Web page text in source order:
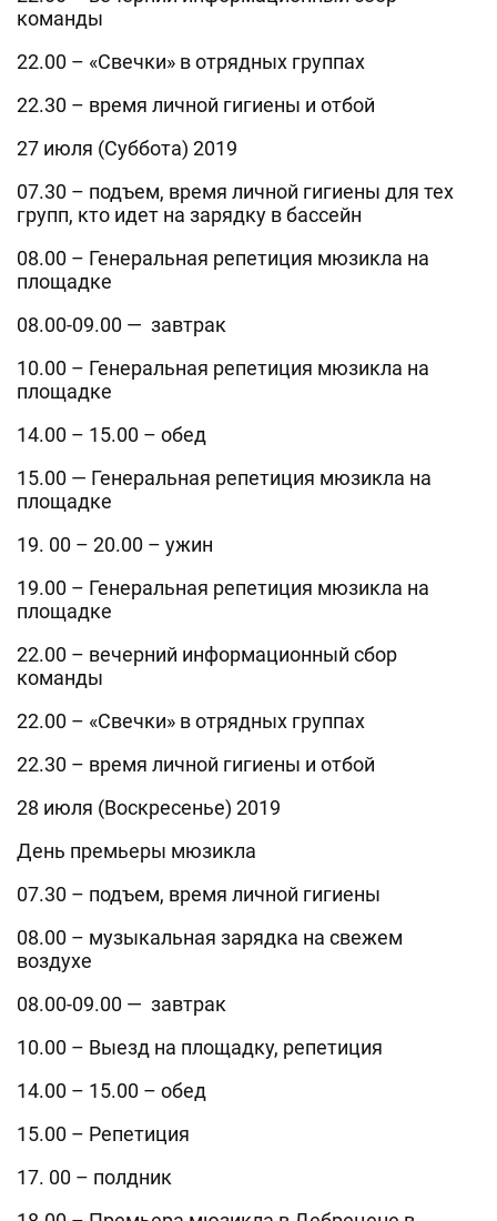
команды
22.00 – «Свечки» в отрядных группах
22.30 – время личной гигиены и отбой
27 июля (Суббота) 2019
07.30 – подъем, время личной гигиены для тех
групп, кто идет на зарядку в бассейн
08.00 – Генеральная репетиция мюзикла на
площадке
08.00-09.00 — завтрак
10.00 – Генеральная репетиция мюзикла на
площадке
14.00 – 15.00 – обед
15.00 — Генеральная репетиция мюзикла на
площадке
19. 00 – 20.00 – ужин
19.00 – Генеральная репетиция мюзикла на
площадке
22.00 – вечерний информационный сбор
команды
22.00 – «Свечки» в отрядных группах
22.30 – время личной гигиены и отбой
28 июля (Воскресенье) 2019
День премьеры мюзикла
07.30 – подъем, время личной гигиены
08.00 – музыкальная зарядка на свежем
воздухе
08.00-09.00 — завтрак
10.00 – Выезд на площадку, репетиция
14.00 – 15.00 – обед
15.00 – Репетиция
17. 00 – полдник